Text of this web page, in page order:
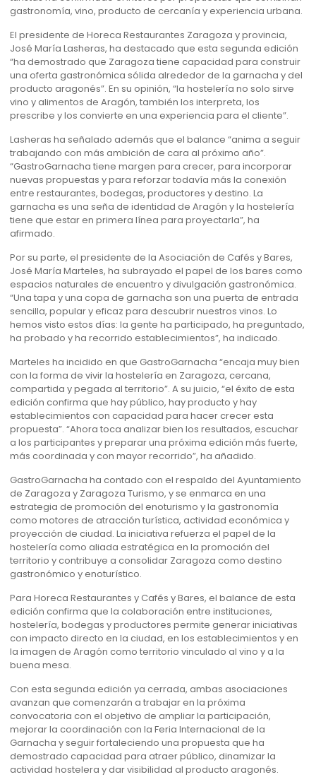
gastronomía, vino, producto de cercanía y experiencia urbana.
El presidente de Horeca Restaurantes Zaragoza y provincia,
José María Lasheras, ha destacado que esta segunda edición
“ha demostrado que Zaragoza tiene capacidad para construir
una oferta gastronómica sólida alrededor de la garnacha y del
producto aragonés”. En su opinión, “la hostelería no solo sirve
vino y alimentos de Aragón, también los interpreta, los
prescribe y los convierte en una experiencia para el cliente”.
Lasheras ha señalado además que el balance “anima a seguir
trabajando con más ambición de cara al próximo año”.
“GastroGarnacha tiene margen para crecer, para incorporar
nuevas propuestas y para reforzar todavía más la conexión
entre restaurantes, bodegas, productores y destino. La
garnacha es una seña de identidad de Aragón y la hostelería
tiene que estar en primera línea para proyectarla”, ha
afirmado.
Por su parte, el presidente de la Asociación de Cafés y Bares,
José María Marteles, ha subrayado el papel de los bares como
espacios naturales de encuentro y divulgación gastronómica.
“Una tapa y una copa de garnacha son una puerta de entrada
sencilla, popular y eficaz para descubrir nuestros vinos. Lo
hemos visto estos días: la gente ha participado, ha preguntado,
ha probado y ha recorrido establecimientos”, ha indicado.
Marteles ha incidido en que GastroGarnacha “encaja muy bien
con la forma de vivir la hostelería en Zaragoza, cercana,
compartida y pegada al territorio”. A su juicio, “el éxito de esta
edición confirma que hay público, hay producto y hay
establecimientos con capacidad para hacer crecer esta
propuesta”. “Ahora toca analizar bien los resultados, escuchar
a los participantes y preparar una próxima edición más fuerte,
más coordinada y con mayor recorrido”, ha añadido.
GastroGarnacha ha contado con el respaldo del Ayuntamiento
de Zaragoza y Zaragoza Turismo, y se enmarca en una
estrategia de promoción del enoturismo y la gastronomía
como motores de atracción turística, actividad económica y
proyección de ciudad. La iniciativa refuerza el papel de la
hostelería como aliada estratégica en la promoción del
territorio y contribuye a consolidar Zaragoza como destino
gastronómico y enoturístico.
Para Horeca Restaurantes y Cafés y Bares, el balance de esta
edición confirma que la colaboración entre instituciones,
hostelería, bodegas y productores permite generar iniciativas
con impacto directo en la ciudad, en los establecimientos y en
la imagen de Aragón como territorio vinculado al vino y a la
buena mesa.
Con esta segunda edición ya cerrada, ambas asociaciones
avanzan que comenzarán a trabajar en la próxima
convocatoria con el objetivo de ampliar la participación,
mejorar la coordinación con la Feria Internacional de la
Garnacha y seguir fortaleciendo una propuesta que ha
demostrado capacidad para atraer público, dinamizar la
actividad hostelera y dar visibilidad al producto aragonés.